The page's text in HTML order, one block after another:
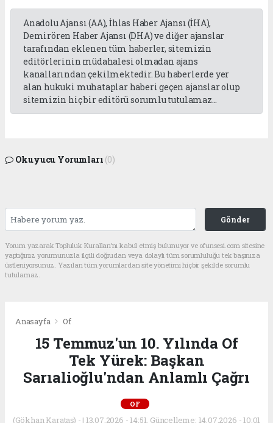
Anadolu Ajansı (AA), İhlas Haber Ajansı (İHA),
Demirören Haber Ajansı (DHA) ve diğer ajanslar
tarafından eklenen tüm haberler, sitemizin
editörlerinin müdahalesi olmadan ajans
kanallarından çekilmektedir. Bu haberlerde yer
alan hukuki muhataplar haberi geçen ajanslar olup
sitemizin hiç bir editörü sorumlu tutulamaz...
Okuyucu Yorumları (0)
Gönder
Yorum yazarak Topluluk Kuralları’nı kabul etmiş bulunuyor ve ofunsesi.com sitesine
yaptığınız yorumunuzla ilgili doğrudan veya dolaylı tüm sorumluluğu tek başınıza
üstleniyorsunuz. Yazılan tüm yorumlardan site yönetimi hiçbir şekilde sorumlu
tutulamaz.
Anasayfa Of
15 Temmuz'un 10. Yılında Of
Tek Yürek: Başkan
Sarıalioğlu'ndan Anlamlı Çağrı
OF
(Gökhan Karataş) - | 13.07.2026 - 14:51, Güncelleme: 14.07.2026 - 10:01